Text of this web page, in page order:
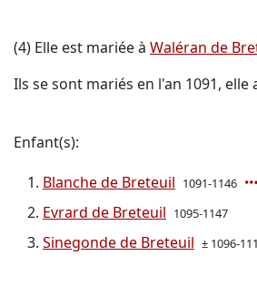
(4) Elle est mariée à Waléran de
Ils se sont mariés en l'an 1091, elle
Enfant(s):
Blanche de Breteuil 1091-1146
Evrard de Breteuil 1095-1147
Sinegonde de Breteuil ± 1096-